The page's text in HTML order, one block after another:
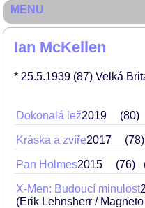
Ian McKellen
* 25.5.1939 (87) Velká
Dokonalá lež2019 80
Kráska a zvíře2017 78
Pan Holmes2015 76
X-Men: Budoucí minulost
(Erik Lehnsherr /
MENU